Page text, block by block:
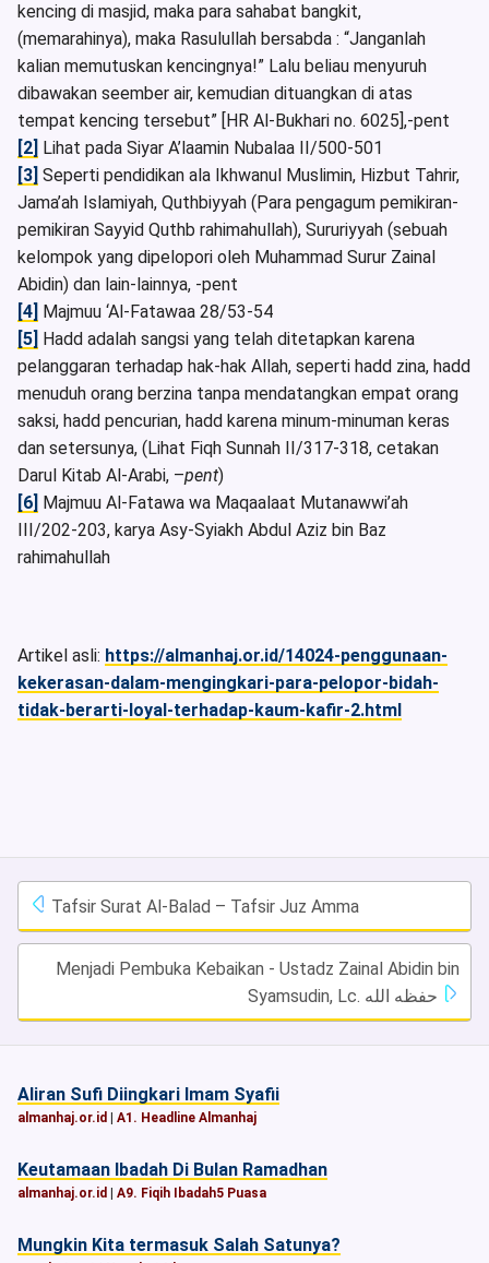
kencing di masjid, maka para sahabat bangkit,
(memarahinya), maka Rasulullah bersabda : “Janganlah
kalian memutuskan kencingnya!” Lalu beliau menyuruh
dibawakan seember air, kemudian dituangkan di atas
tempat kencing tersebut” [HR Al-Bukhari no. 6025],-pent
[2] Lihat pada Siyar A’laamin Nubalaa II/500-501
[3] Seperti pendidikan ala Ikhwanul Muslimin, Hizbut Tahrir,
Jama’ah Islamiyah, Quthbiyyah (Para pengagum pemikiran-
pemikiran Sayyid Quthb rahimahullah), Sururiyyah (sebuah
kelompok yang dipelopori oleh Muhammad Surur Zainal
Abidin) dan lain-lainnya, -pent
[4] Majmuu ‘Al-Fatawaa 28/53-54
[5] Hadd adalah sangsi yang telah ditetapkan karena
pelanggaran terhadap hak-hak Allah, seperti hadd zina, hadd
menuduh orang berzina tanpa mendatangkan empat orang
saksi, hadd pencurian, hadd karena minum-minuman keras
dan setersunya, (Lihat Fiqh Sunnah II/317-318, cetakan
Darul Kitab Al-Arabi, –pent)
[6] Majmuu Al-Fatawa wa Maqaalaat Mutanawwi’ah
III/202-203, karya Asy-Syiakh Abdul Aziz bin Baz
rahimahullah
Artikel asli: https://almanhaj.or.id/14024-penggunaan-
kekerasan-dalam-mengingkari-para-pelopor-bidah-
tidak-berarti-loyal-terhadap-kaum-kafir-2.html
Tafsir Surat Al-Balad – Tafsir Juz Amma
Menjadi Pembuka Kebaikan - Ustadz Zainal Abidin bin
Aliran Sufi Diingkari Imam Syafii
almanhaj.or.id A1. Headline Almanhaj
Keutamaan Ibadah Di Bulan Ramadhan
almanhaj.or.id A9. Fiqih Ibadah5 Puasa
Mungkin Kita termasuk Salah Satunya?